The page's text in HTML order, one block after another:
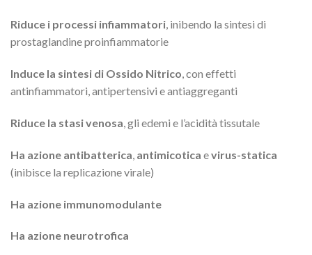
Riduce i processi infiammatori, inibendo la sintesi di
prostaglandine proinfiammatorie
Induce la sintesi di Ossido Nitrico, con effetti
antinfiammatori, antipertensivi e antiaggreganti
Riduce la stasi venosa, gli edemi e l’acidità tissutale
Ha azione antibatterica antimicotica evirus-statica
(inibisce la replicazione virale)
Ha azione immunomodulante
Ha azione neurotrofica